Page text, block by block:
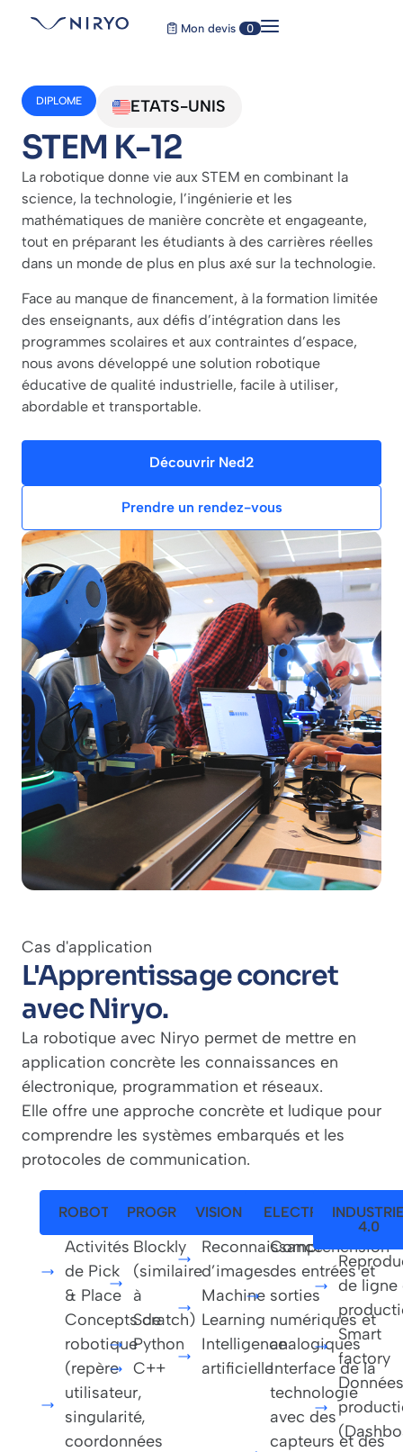
Mon devis 0
DIPLOME ETATS-UNIS
STEM K-12
La robotique donne vie aux STEM en combinant la
science, la technologie, l’ingénierie et les
mathématiques de manière concrète et engageante,
tout en préparant les étudiants à des carrières réelles
dans un monde de plus en plus axé sur la technologie.
Face au manque de financement, à la formation limitée
des enseignants, aux défis d’intégration dans les
programmes scolaires et aux contraintes d’espace,
nous avons développé une solution robotique
éducative de qualité industrielle, facile à utiliser,
abordable et transportable.
Découvrir Ned2
Prendre un rendez-vous
Cas d'application
L'Apprentissage concret
avec Niryo.
La robotique avec Niryo permet de mettre en
application concrète les connaissances en
électronique, programmation et réseaux.
Elle offre une approche concrète et ludique pour
comprendre les systèmes embarqués et les
protocoles de communication.
ROBOTIQUE
Activités
de Pick
& Place
Concepts de
robotique
(repère
utilisateur,
singularité,
coordonnées
PROGRAMMATION
Blockly
(similaire
à
Scratch)
Python
C++
VISION
Reconnaissance
d’images
Machine
Learning
Intelligence
artificielle
ELECTRONIQUE
Compréhension
des entrées et
sorties
numériques et
analogiques
Interface de la
technologie
avec des
capteurs et des
4.0
de ligne
Smart
factory